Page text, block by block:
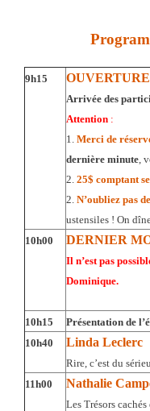
9h15
Arrivée des
Attention :
1. Merci de
dernière minute ,
2. 25$ comptant
2. N’oubliez pas
ustensiles ! On
10h00
DERNIER
Il n’est pas
Dominique.
10h15
Présentation de
10h40
Linda Leclerc
Rire, c’est du
11h00
Nathalie
Les Trésors